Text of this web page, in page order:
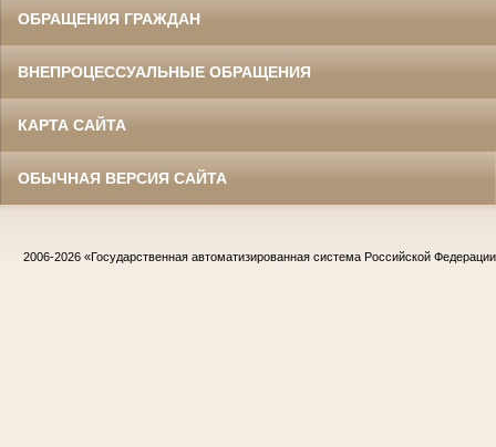
ОБРАЩЕНИЯ ГРАЖДАН
ВНЕПРОЦЕССУАЛЬНЫЕ ОБРАЩЕНИЯ
КАРТА САЙТА
ОБЫЧНАЯ ВЕРСИЯ САЙТА
2006-2026 «Государственная автоматизированная система Российской